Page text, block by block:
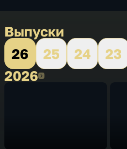
Выпуски
26
25 24 23
20262026